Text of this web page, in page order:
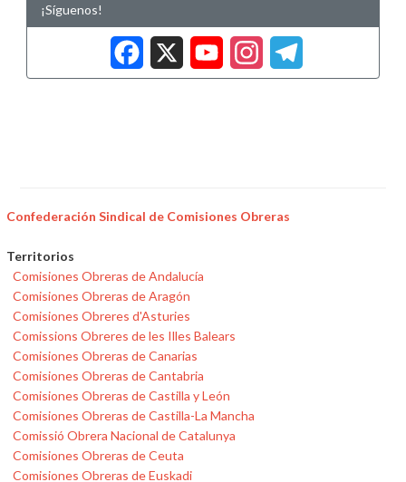
¡Síguenos!
Facebook
X
Confederación Sindical de Comisiones Obreras
Territorios
Comisiones Obreras de Andalucía
Comisiones Obreras de Aragón
Comisiones Obreres d'Asturies
Comissions Obreres de les Illes Balears
Comisiones Obreras de Canarias
Comisiones Obreras de Cantabria
Comisiones Obreras de Castilla y León
Comisiones Obreras de Castilla-La Mancha
Comissió Obrera Nacional de Catalunya
Comisiones Obreras de Ceuta
Comisiones Obreras de Euskadi